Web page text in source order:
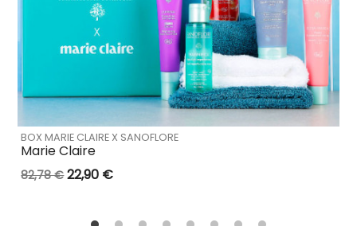
BOX MARIE CLAIRE X SANOFLORE
Marie Claire
82,78 € 22,90 €